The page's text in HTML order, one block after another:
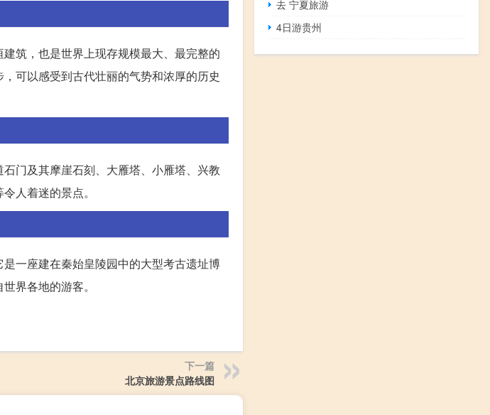
筑，也是世界上现存规模最大、最完整的
可以感受到古代壮丽的气势和浓厚的历史
门及其摩崖石刻、大雁塔、小雁塔、兴教
人着迷的景点。
一座建在秦始皇陵园中的大型考古遗址博
界各地的游客。
下一篇
北京旅游景点路线图
去 宁夏旅游
4日游贵州